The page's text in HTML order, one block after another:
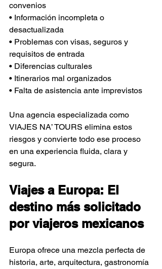
convenios
• Información incompleta o
desactualizada
• Problemas con visas, seguros y
requisitos de entrada
• Diferencias culturales
• Itinerarios mal organizados
• Falta de asistencia ante imprevistos
Una agencia especializada como
VIAJES NA’ TOURS elimina estos
riesgos y convierte todo ese proceso
en una experiencia fluida, clara y
segura.
Viajes a Europa: El
destino más solicitado
por viajeros mexicanos
Europa ofrece una mezcla perfecta de
historia, arte, arquitectura, gastronomía